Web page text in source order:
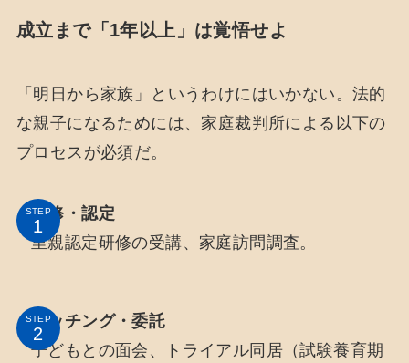
成立まで「1年以上」は覚悟せよ
「明日から家族」というわけにはいかない。法的
な親子になるためには、家庭裁判所による以下の
プロセスが必須だ。
STEP
研修・認定
里親認定研修の受講、家庭訪問調査。
STEP
マッチング・委託
子どもとの面会、トライアル同居（試験養育期